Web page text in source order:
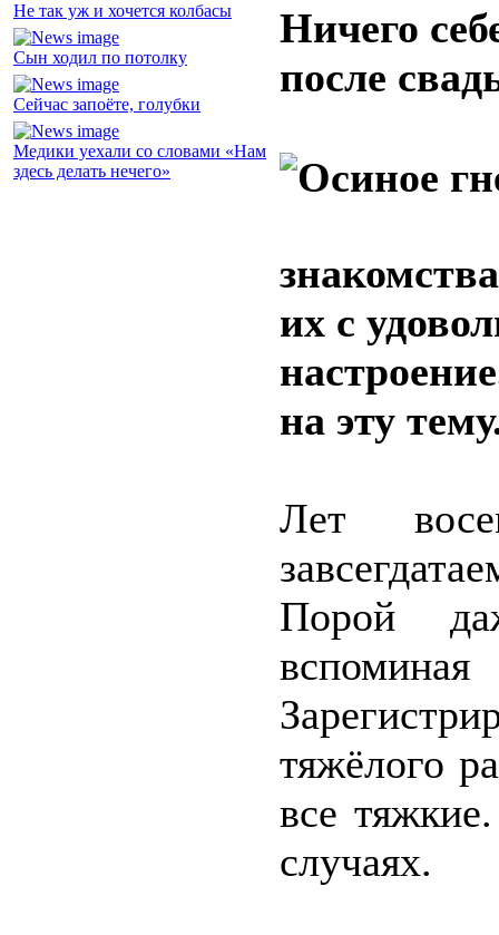
Не так уж и хочется колбасы
Сын ходил по потолку
Сейчас запоёте, голубки
Медики уехали со словами «Нам
здесь делать нечего»
Ничего
после
их с
на эту
Лет
Порой
вспоминая
тяжёлого
все
случаях.